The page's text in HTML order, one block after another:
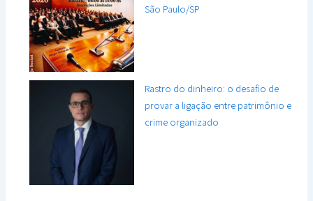
São Paulo/SP
Rastro do dinheiro: o desafio de
provar a ligação entre patrimônio e
crime organizado